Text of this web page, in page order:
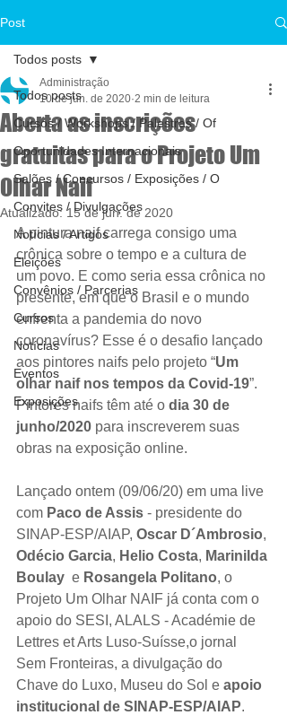
Post
Todos posts
Cursos / Workshops / Palestras / Of
Oportunidades Internacionais
Salões / Concursos / Exposições / O
Convites / Divulgações
Notícias / Artigos
Eleições
Convênios / Parcerias
Cursos
Notícias
Eventos
Exposições
Todos posts
Aberta as inscrições
gratuitas para o Projeto Um
Olhar Naif
Administração
10 de jun. de 2020 2 min de leitura
Atualizado: 15 de jun. de 2020
A pintura naif carrega consigo uma
crônica sobre o tempo e a cultura de
um povo. E como seria essa crônica no
presente, em que o Brasil e o mundo
enfrenta a pandemia do novo
coronavírus? Esse é o desafio lançado
aos pintores naifs pelo projeto “Um
olhar naif nos tempos da Covid-19”.
Pintores naifs têm até o dia 30 de
junho/2020 para inscreverem suas
obras na exposição online.
Lançado ontem (09/06/20) em uma live
com Paco de Assis - presidente do
SINAP-ESP/AIAP, Oscar D´Ambrosio,
Odécio Garcia, Helio Costa, Marinilda
Boulay
  e
Rosangela Politano, o
Projeto Um Olhar NAIF já conta com o
apoio do SESI, ALALS - Académie de
Lettres et Arts Luso-Suísse,o jornal
Sem Fronteiras, a divulgação do
Chave do Luxo, Museu do Sol e apoio
institucional de SINAP-ESP/AIAP.